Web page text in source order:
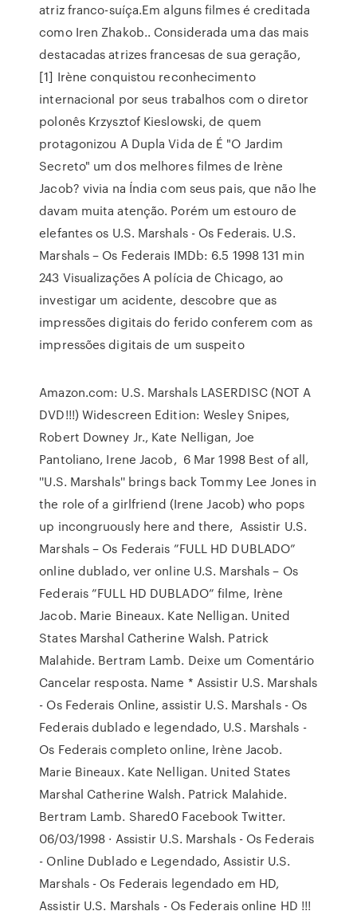
atriz franco-suíça.Em alguns filmes é creditada
como Iren Zhakob.. Considerada uma das mais
destacadas atrizes francesas de sua geração,
[1] Irène conquistou reconhecimento
internacional por seus trabalhos com o diretor
polonês Krzysztof Kieslowski, de quem
protagonizou A Dupla Vida de É "O Jardim
Secreto" um dos melhores filmes de Irène
Jacob? vivia na Índia com seus pais, que não lhe
davam muita atenção. Porém um estouro de
elefantes os U.S. Marshals - Os Federais. U.S.
Marshals – Os Federais IMDb: 6.5 1998 131 min
243 Visualizações A polícia de Chicago, ao
investigar um acidente, descobre que as
impressões digitais do ferido conferem com as
impressões digitais de um suspeito
Amazon.com: U.S. Marshals LASERDISC (NOT A
DVD!!!) Widescreen Edition: Wesley Snipes,
Robert Downey Jr., Kate Nelligan, Joe
Pantoliano, Irene Jacob, 6 Mar 1998 Best of all,
''U.S. Marshals'' brings back Tommy Lee Jones in
the role of a girlfriend (Irene Jacob) who pops
up incongruously here and there, Assistir U.S.
Marshals – Os Federais ”FULL HD DUBLADO”
online dublado, ver online U.S. Marshals – Os
Federais ”FULL HD DUBLADO” filme, Irène
Jacob. Marie Bineaux. Kate Nelligan. United
States Marshal Catherine Walsh. Patrick
Malahide. Bertram Lamb. Deixe um Comentário
Cancelar resposta. Name * Assistir U.S. Marshals
- Os Federais Online, assistir U.S. Marshals - Os
Federais dublado e legendado, U.S. Marshals -
Os Federais completo online, Irène Jacob.
Marie Bineaux. Kate Nelligan. United States
Marshal Catherine Walsh. Patrick Malahide.
Bertram Lamb. Shared0 Facebook Twitter.
06/03/1998 · Assistir U.S. Marshals - Os Federais
- Online Dublado e Legendado, Assistir U.S.
Marshals - Os Federais legendado em HD,
Assistir U.S. Marshals - Os Federais online HD !!!